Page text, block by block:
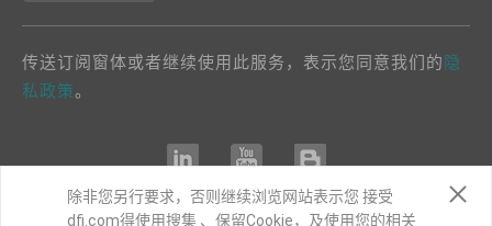
传送订阅窗体或者继续使用此服务，表示您同意我们的 隐
私政策。
除非您另行要求，否则继续浏览网站表示您 接受
dfi.com得使用搜集 、保留Cookie，及使用您的相关